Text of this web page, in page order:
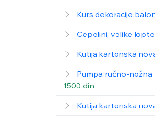
Kurs dekoracije
Cepelini, velike
Kutija kartonska
Pumpa ručno-nožna
1500 din
Kutija kartonska